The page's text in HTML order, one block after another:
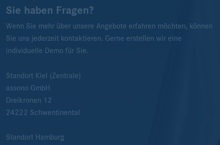
Sie haben Fragen?
Wenn Sie mehr über unsere Angebote erfahren möchten, können
Sie uns jederzeit kontaktieren. Gerne erstellen wir eine
individuelle Demo für Sie.
Standort Kiel (Zentrale)
assono GmbH
Dreikronen 12
24222 Schwentinental
Standort Hamburg